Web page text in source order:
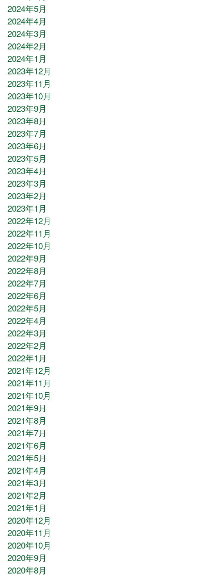
2024年5月
2024年4月
2024年3月
2024年2月
2024年1月
2023年12月
2023年11月
2023年10月
2023年9月
2023年8月
2023年7月
2023年6月
2023年5月
2023年4月
2023年3月
2023年2月
2023年1月
2022年12月
2022年11月
2022年10月
2022年9月
2022年8月
2022年7月
2022年6月
2022年5月
2022年4月
2022年3月
2022年2月
2022年1月
2021年12月
2021年11月
2021年10月
2021年9月
2021年8月
2021年7月
2021年6月
2021年5月
2021年4月
2021年3月
2021年2月
2021年1月
2020年12月
2020年11月
2020年10月
2020年9月
2020年8月